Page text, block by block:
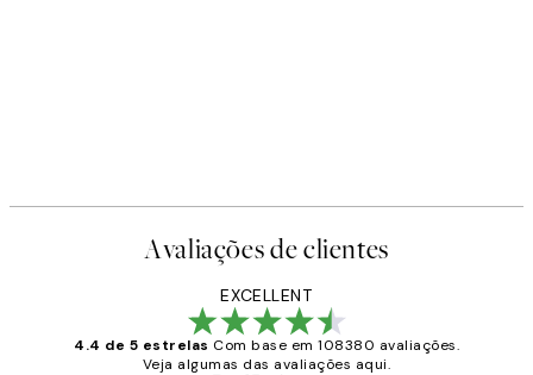
Avaliações de clientes
EXCELLENT
4.4 de 5 estrelas Com base em 108380 avaliações.
Veja algumas das avaliações aqui.